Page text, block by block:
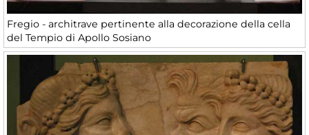
Fregio - architrave pertinente alla decorazione della cella
del Tempio di Apollo Sosiano